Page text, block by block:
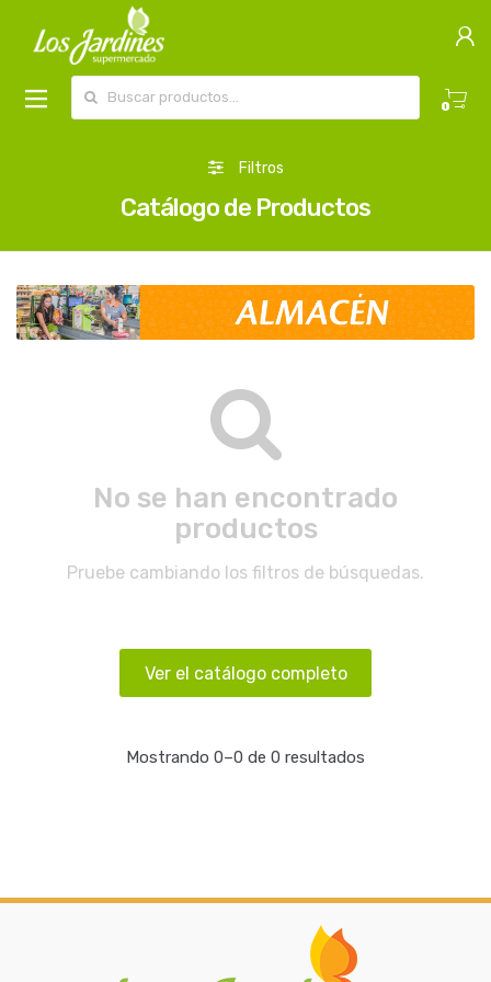
0
Filtros
Catálogo de Productos
No se han encontrado
productos
Pruebe cambiando los filtros de búsquedas.
Ver el catálogo completo
Mostrando 0–0 de 0 resultados